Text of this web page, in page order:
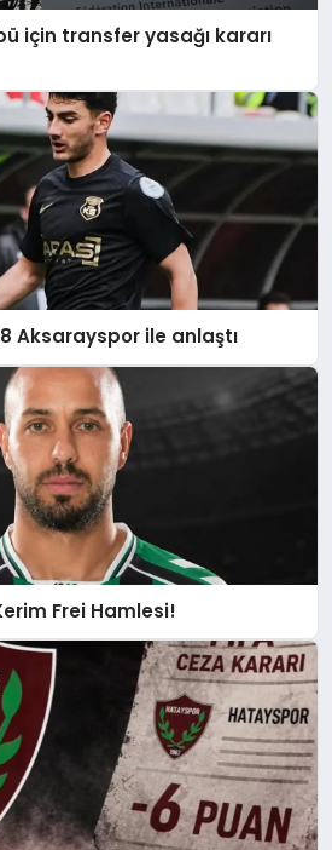
için transfer yasağı kararı
Aksarayspor ile anlaştı
Frei Hamlesi!